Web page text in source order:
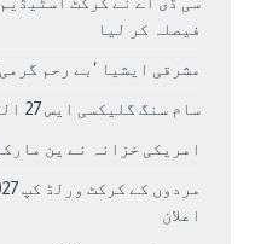
فیصلہ کر لیا
مشرقی ایشیا ‘بے رحم
سام سنگ گلیکسی ایس 27 الٹرا سے ایک کیمرا ہٹا دے گا.
امریکی خزانہ نے ین
اعلان